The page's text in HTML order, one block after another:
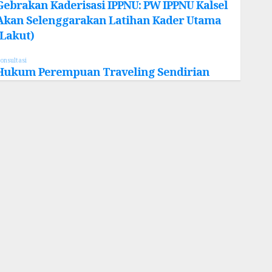
Kaderisasi IPPNU: PW IPPNU Kalsel
Selenggarakan Latihan Kader Utama
Perempuan Traveling Sendirian